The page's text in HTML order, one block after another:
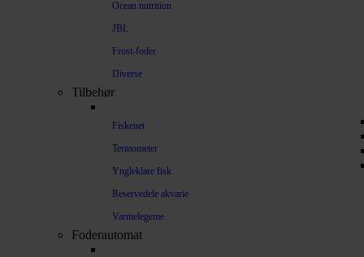
Ocean nutrition
JBL
Frost-foder
Diverse
Tilbehør
Fiskenet
Termometer
Yngleklare fisk
Reservedele akvarie
Varmelegeme
Foderautomat